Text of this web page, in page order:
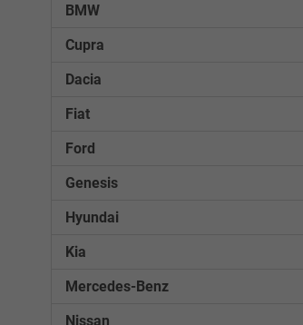
BMW
Cupra
Dacia
Fiat
Ford
Genesis
Hyundai
Kia
Mercedes-Benz
Nissan